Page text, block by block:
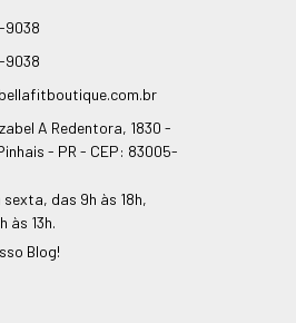
9038
9038
A Redentora, 1830 -
- PR - CEP: 83005-
sexta, das 9h às 18h,
às 13h.
Blog!